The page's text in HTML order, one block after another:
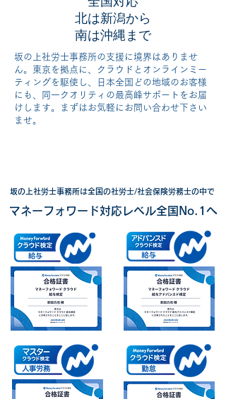
北は新潟から
南は沖縄まで
坂の上社労士事務所の支援に境界はありませ
ん。東京を拠点に、クラウドとオンラインミー
ティングを駆使し、日本全国どの地域のお客様
にも、同一クオリティの最高峰サポートをお届
けします。まずはお気軽にお問い合わせ下さい
ませ。
​坂の上社労士事務所は全国の社労士/社会保険労務士の中で
マネーフォワード対応レベル全国No.1へ